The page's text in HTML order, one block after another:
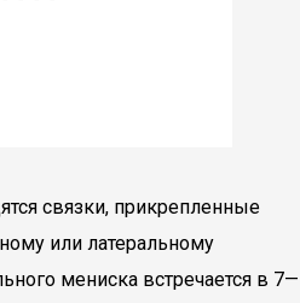
связки, прикрепленные
или латеральному
мениска встречается в 7—